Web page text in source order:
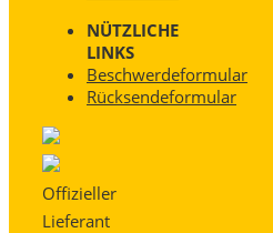
NÜTZLICHE
LINKS
Beschwerdeformular
Rücksendeformular
Offizieller
Lieferant